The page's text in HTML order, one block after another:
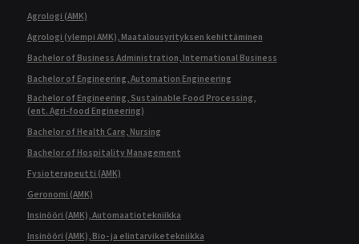
Agrologi (AMK)
Agrologi (ylempi AMK), Maatalousyrityksen kehittäminen
Bachelor of Business Administration, International Business
Bachelor of Engineering, Automation Engineering
Bachelor of Engineering, Sustainable Food Processing,
(ent. Agri-food Engineering)
Bachelor of Health Care, Nursing
Bachelor of Hospitality Management
Fysioterapeutti (AMK)
Geronomi (AMK)
Insinööri (AMK), Automaatiotekniikka
Insinööri (AMK), Bio- ja elintarviketekniikka